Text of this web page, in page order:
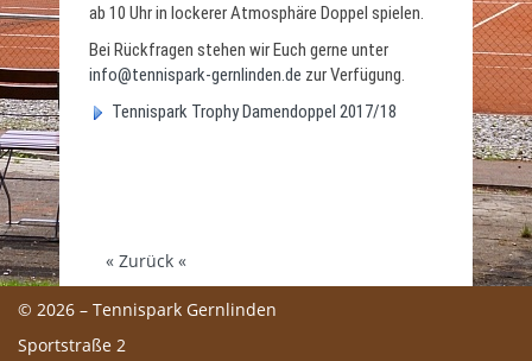
ab 10 Uhr in lockerer Atmosphäre Doppel spielen.
Bei Rückfragen stehen wir Euch gerne unter
info@tennispark-gernlinden.de zur Verfügung.
Tennispark Trophy Damendoppel 2017/18
« Zurück «
© 2026 – Tennispark Gernlinden
Sportstraße 2